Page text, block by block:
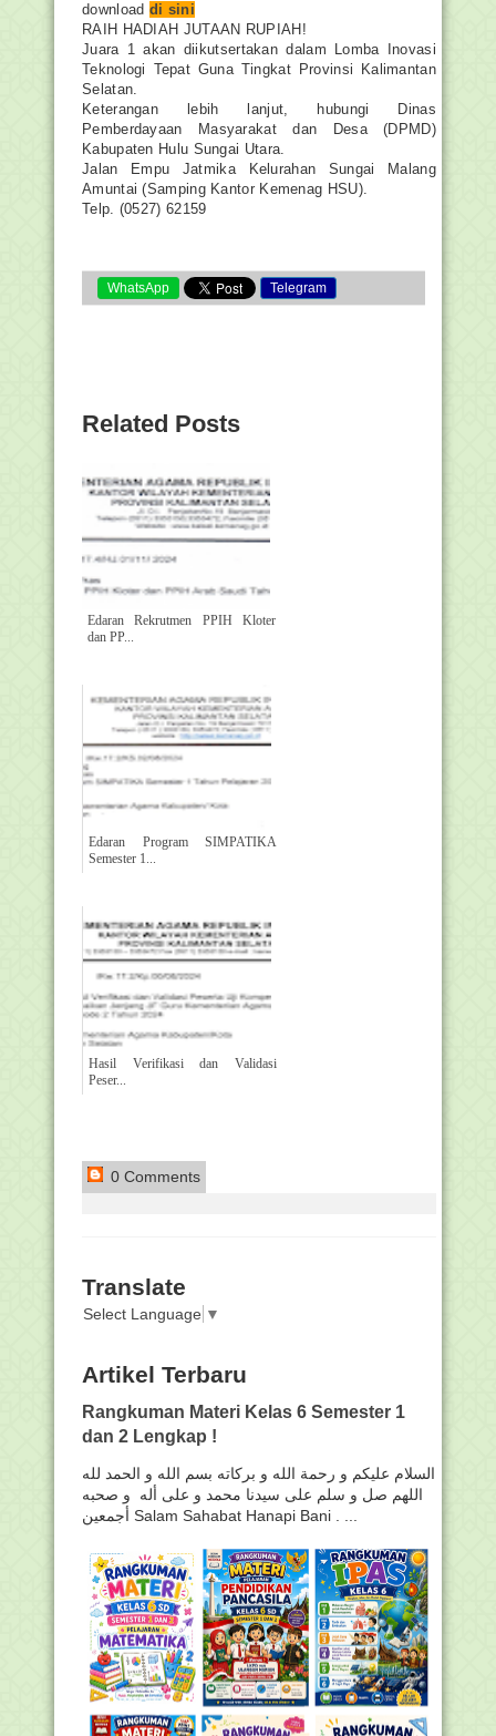
download di sini
RAIH HADIAH JUTAAN RUPIAH!
Juara 1 akan diikutsertakan dalam Lomba Inovasi
Teknologi Tepat Guna Tingkat Provinsi Kalimantan
Selatan.
Keterangan lebih lanjut, hubungi Dinas
Pemberdayaan Masyarakat dan Desa (DPMD)
Kabupaten Hulu Sungai Utara.
Jalan Empu Jatmika Kelurahan Sungai Malang
Amuntai (Samping Kantor Kemenag HSU).
Telp. (0527) 62159
WhatsApp Telegram
Related Posts
Edaran Rekrutmen PPIH Kloter
dan PP...
Edaran Program SIMPATIKA
Semester 1...
Hasil Verifikasi dan Validasi
Peser...
0 Comments
Translate
Select Language ▼
Artikel Terbaru
Rangkuman Materi Kelas 6 Semester 1
dan 2 Lengkap !
السلام عليكم و رحمة الله و بركاته بسم الله و الحمد لله
اللهم صل و سلم على سيدنا محمد و على أله و صحبه
أجمعين Salam Sahabat Hanapi Bani . ...